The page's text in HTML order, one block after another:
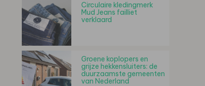
Circulaire kledingmerk
Mud Jeans failliet
verklaard
Groene koplopers en
grijze hekkensluiters: de
duurzaamste gemeenten
van Nederland